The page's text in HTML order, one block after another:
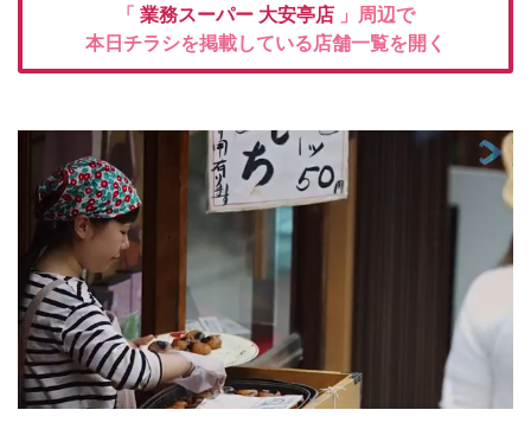
「 業務スーパー 大安亭店 」周辺で
本日チラシを掲載している店舗一覧を開く